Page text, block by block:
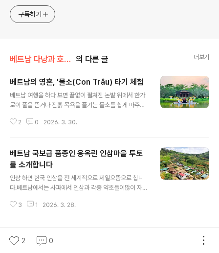
기도 합니다. 젖과 꿀이 흐르는 "알래스카" 자연속의 삶이 그
립다면 언제라도 알래스카로 오시기 바랍니다
구독하기
베트남 다낭과 호이얀 여행 그리고 후에 의 다른 글 더보기
베트남의 영혼, '물소(Con Trâu) 타기 체험
베트남 여행을 하다 보면 끝없이 펼쳐진 논밭 위에서 한가
로이 풀을 뜯거나 진흙 목욕을 즐기는 물소를 쉽게 마주칠
제공하는 동물을 넘어, **'가족의 일원이자 국가의 상징'*
천 원 정도입니다.하루 종일 물소를 메어 놓고 관광객을호
객하는 농부의 팔자는 정말 좋은 것 같더라고요.그럼, 물소
체험하러 가 볼까요.베트남에 우박이 내린 소식도 전해 드
립니다. 베트남전 때 입었던 고엽제 피해 65주년되는 해입
니다. 65개의 등을 켜고 피해자들을 위로하는행사가 있었
습니다.전쟁은 오래도록 후유증을 앓게 됩니다.인간의 존
2 0 2026. 3. 30.
베트남 국보급 품종인 응옥린 인삼마을 투토
를 소개합니다
인삼 하면 한국 인삼을 전 세계적으로 제일으뜸으로 칩니
다.베트남에서는 사파에서 인삼과 각종 약초들이많이 자라
칩니다. 인삼 좋은 거야 다들 아시지만 먹기에 귀찮아정이
이 인기 절정에 있기도 합니다.수개월간 고대 숲의 우거진
숲 아래에서 "겨울 휴면"을 거친 후, 베트남의 국보인 응옥
린 인삼이 새싹을 돋우고 여린 잎을 펼치기 시작하며 "베트
3 1 2026. 3. 28.
2 0